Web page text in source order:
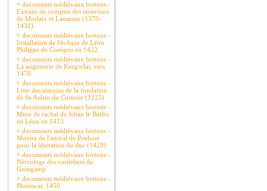
¤ documents médiévaux bretons -
Extraits de comptes des receveurs
de Morlaix et Lanmeur (1370-
1431).
¤ documents médiévaux bretons -
Installation de l'évêque de Léon
Philippe de Coetquis en 1422.
¤ documents médiévaux bretons -
La seigneurie de Kergorlay vers
1470
¤ documents médiévaux bretons -
Liste des témoins de la fondation
de St-Aubin du Cormier (1225)
¤ documents médiévaux bretons -
Minu de rachat de Jehan le Barbu
en Léon en 1413
¤ documents médiévaux bretons -
Montre de l'amiral de Penhoet
pour la libération du duc (1420)
¤ documents médiévaux bretons -
Nécrologe des cordeliers de
Guingamp
¤ documents médiévaux bretons -
Plouescat, 1450